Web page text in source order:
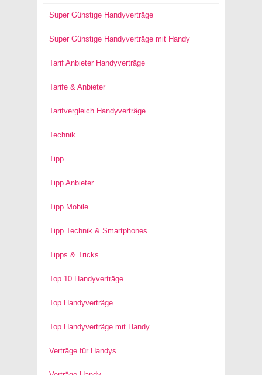
Super Günstige Handyverträge
Super Günstige Handyverträge mit Handy
Tarif Anbieter Handyverträge
Tarife & Anbieter
Tarifvergleich Handyverträge
Technik
Tipp
Tipp Anbieter
Tipp Mobile
Tipp Technik & Smartphones
Tipps & Tricks
Top 10 Handyverträge
Top Handyverträge
Top Handyverträge mit Handy
Verträge für Handys